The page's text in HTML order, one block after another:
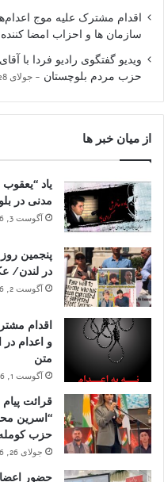
اقدام مشترک علیه موج
سازمان ها و احزاب امضا
ویدیو گفتگوی رادیو فردا با
حزب مردم بلوچستان
جولای 28, 2026
از میان خبر ها
یاد
مدنی در
آگوست 3, 2026
پنجمین
در لندن/
آگوست 2, 2026
اقدام
و اعدام
متن
آگوست 1, 2026
قرائت
“اسرین
حزب کومله
جولای 26, 2026
حضور